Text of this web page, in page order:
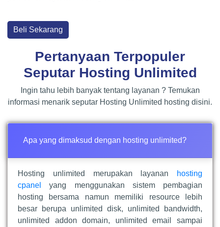
Beli Sekarang
Pertanyaan Terpopuler
Seputar Hosting Unlimited
Ingin tahu lebih banyak tentang layanan ? Temukan
informasi menarik seputar Hosting Unlimited hosting disini.
Apa yang dimaksud dengan hosting unlimited?
Hosting unlimited merupakan layanan
hosting
cpanel
yang menggunakan sistem pembagian
hosting bersama namun memiliki resource lebih
besar berupa unlimited disk, unlimited bandwidth,
unlimited addon domain, unlimited email sampai